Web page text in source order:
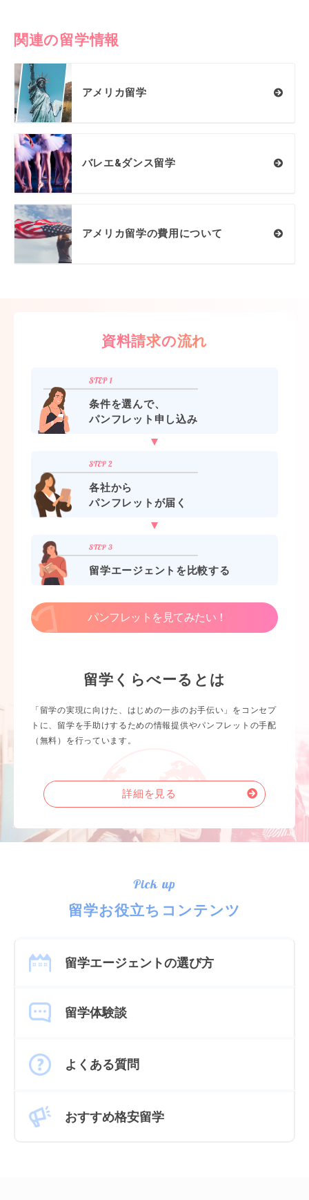
関連の留学情報
アメリカ留学
バレエ&ダンス留学
アメリカ留学の費用について
資料請求の流れ
条件を選んで、
パンフレット申し込み
各社から
パンフレットが届く
留学エージェントを比較する
パンフレットを見てみたい！
留学くらべーるとは
「留学の実現に向けた、はじめの一歩のお手伝い」をコンセプ
トに、留学を手助けするための情報提供やパンフレットの手配
（無料）を行っています。
詳細を見る
Pick up
留学お役立ちコンテンツ
留学エージェントの選び方
留学体験談
よくある質問
おすすめ格安留学